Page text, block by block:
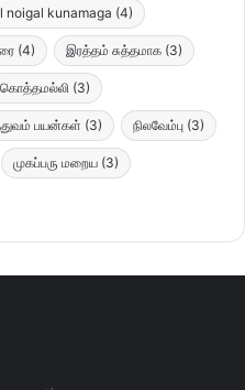
noigal kunamaga (4)
(4) இரத்தம் சுத்தமாக (3)
கொத்தமல்லி (3)
பயன்கள் (3) நிலவேம்பு (3)
முகப்பரு மறைய (3)